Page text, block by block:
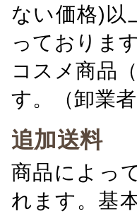
ない価格)以
っております
コスメ商品
す。（卸業
追加送料
商品によっ
れます。基